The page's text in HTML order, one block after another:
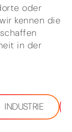
oder
kennen die
in der
INDUSTRIE